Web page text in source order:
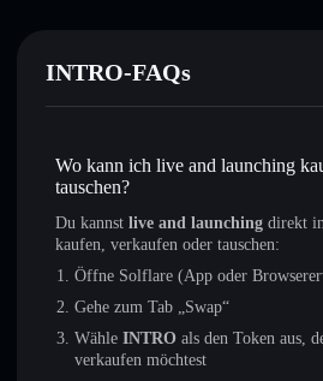
INTRO-FAQs
Wo kann ich live and launching
tauschen?
Du kannst live and launching direkt
kaufen, verkaufen oder tauschen:
Öffne Solflare (App oder
Gehe zum Tab „Swap“
Wähle INTRO als den Token aus,
verkaufen möchtest